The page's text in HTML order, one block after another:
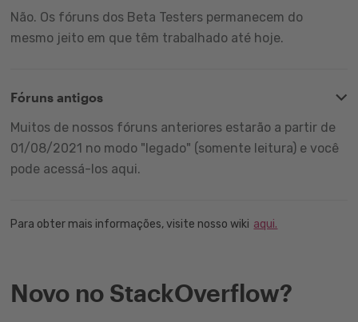
Não. Os fóruns dos Beta Testers permanecem do
mesmo jeito em que têm trabalhado até hoje.
Fóruns antigos
Muitos de nossos fóruns anteriores estarão a partir de
01/08/2021 no modo "legado" (somente leitura) e você
pode acessá-los aqui.
Para obter mais informações, visite nosso wiki aqui.
Novo no StackOverflow?